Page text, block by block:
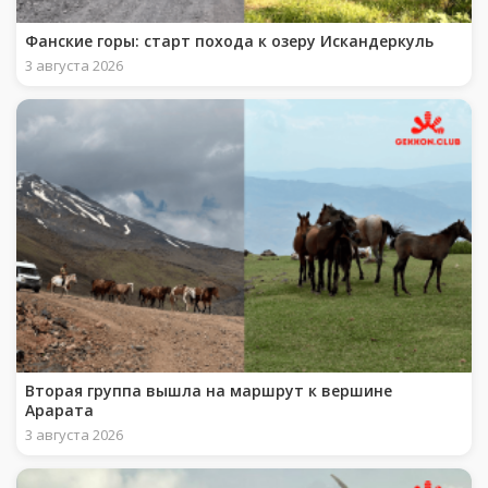
Фанские горы: старт похода к озеру Искандеркуль
3 августа 2026
Вторая группа вышла на маршрут к вершине
Арарата
3 августа 2026